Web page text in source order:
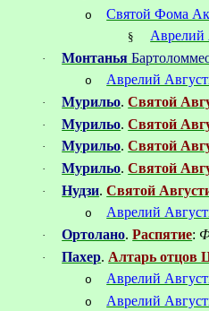
o Святой Фома
§ Аврелий
· Монтанья
o Аврелий
· Мурильо.Святой
· Мурильо.Святой
· Мурильо.Святой
· Мурильо.Святой
· Нудзи.Святой
o Аврелий
· Ортолано.Распятие:
· Пахер. Алтарь отцов
o Аврелий
o Аврелий